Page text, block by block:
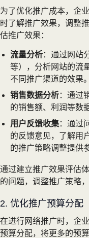
为了优化推广成本，企
时了解推广效果，调整
估推广效果：
流量分析：通过网站
等），分析网站的流
不同推广渠道的效果。
销售数据分析：通过
的销售额、利润等数
用户反馈收集：通过
的反馈意见，了解用
的推广策略调整提供
通过建立推广效果评估
的问题，调整推广策略
2. 优化推广预算分配
在进行网络推广时，企
预算分配，将更多的预